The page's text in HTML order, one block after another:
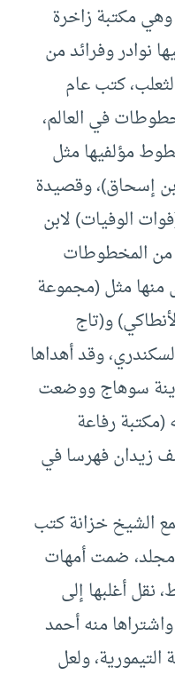
مكتبة زاخرة
نوادر وفرائد من
كتب عام
في العالم،
مؤلفيها مثل
إسحاق)، وقصيدة
الوفيات) لابن
من المخطوطات
مثل (مجموعة
و(تاج
وقد أهداها
إلى مدينة سوهاج ووضعت
رفاعة
زيدان فهرسا في
الشيخ خزانة كتب
ضمت أمهات
أغلبها إلى
منه أحمد
ولعل